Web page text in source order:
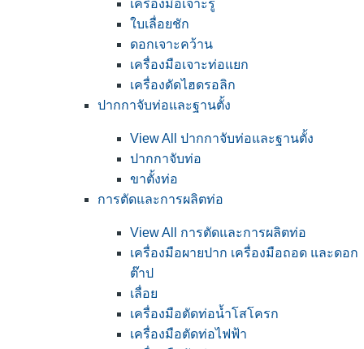
เครื่องมือเจาะรู
ใบเลื่อยชัก
ดอกเจาะคว้าน
เครื่องมือเจาะท่อแยก
เครื่องดัดไฮดรอลิก
ปากกาจับท่อและฐานตั้ง
View All ปากกาจับท่อและฐานตั้ง
ปากกาจับท่อ
ขาตั้งท่อ
การตัดและการผลิตท่อ
View All การตัดและการผลิตท่อ
เครื่องมือผายปาก เครื่องมือถอด และดอก
ต๊าป
เลื่อย
เครื่องมือตัดท่อน้ำโสโครก
เครื่องมือตัดท่อไฟฟ้า